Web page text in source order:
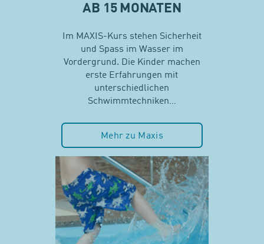
AB 15 MONATEN
Im MAXIS-Kurs stehen Sicherheit
und Spass im Wasser im
Vordergrund. Die Kinder machen
erste Erfahrungen mit
unterschiedlichen
Schwimmtechniken…
Mehr zu Maxis